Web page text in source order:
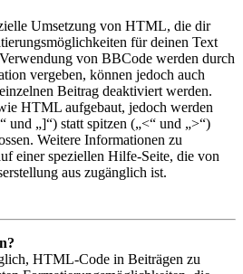
Umsetzung von HTML, die dir
für deinen Text
von BBCode werden durch
vergeben, können jedoch auch
Beitrag deaktiviert werden.
HTML aufgebaut, jedoch werden
und „]“) statt spitzen („<“ und „>“)
Weitere Informationen zu
einer speziellen Hilfe-Seite, die von
aus zugänglich ist.
HTML-Code in Beiträgen zu